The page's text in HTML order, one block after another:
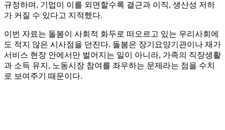
규정하며, 기업이 이를 외면할수록 결근과 이직, 생산성 저하
가 커질 수 있다고 지적했다.
이번 자료는 돌봄이 사회적 화두로 떠오르고 있는 우리사회에
도 적지 않은 시사점을 던진다. 돌봄은 장기요양기관이나 재가
서비스 현장 안에서만 벌어지는 일이 아니라, 가족의 직장생활
과 소득 유지, 노동시장 참여를 좌우하는 문제라는 점을 수치
로 보여주기 때문이다.